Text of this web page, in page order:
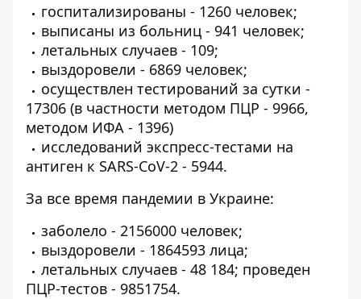
госпитализированы - 1260 человек;
выписаны из больниц - 941 человек;
летальных случаев - 109;
выздоровели - 6869 человек;
осуществлен тестирований за сутки -
17306 (в частности методом ПЦР - 9966,
методом ИФА - 1396)
исследований экспресс-тестами на
антиген к SARS-CoV-2 - 5944.
За все время пандемии в Украине:
заболело - 2156000 человек;
выздоровели - 1864593 лица;
летальных случаев - 48 184; проведен
ПЦР-тестов - 9851754.